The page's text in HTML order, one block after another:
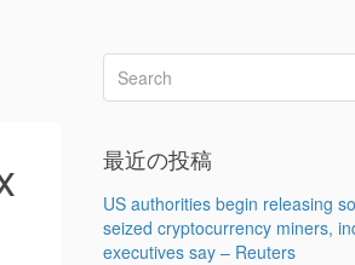
最近の投稿
US authorities begin releasing
seized cryptocurrency miners,
executives say – Reuters